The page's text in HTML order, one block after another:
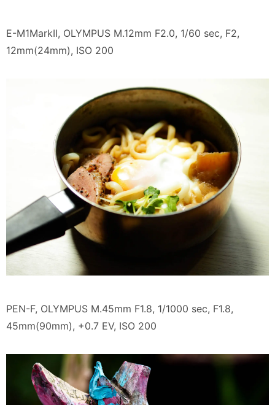
E-M1MarkII, OLYMPUS M.12mm F2.0, 1/60 sec, F2,
12mm(24mm), ISO 200
PEN-F, OLYMPUS M.45mm F1.8, 1/1000 sec, F1.8,
45mm(90mm), +0.7 EV, ISO 200